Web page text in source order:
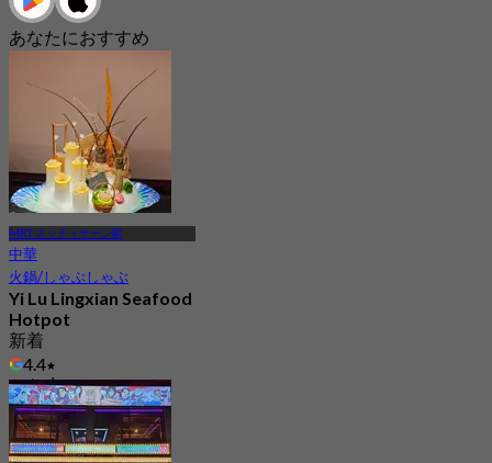
あなたにおすすめ
MRT スッティサーン駅
中華
火鍋/しゃぶしゃぶ
Yi Lu Lingxian Seafood
Hotpot
新着
4.4
から฿ 795